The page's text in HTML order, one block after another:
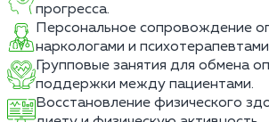
прогресса.
Персональное сопровождение
наркологами и
Групповые занятия для обмена
поддержки между пациентами.
Восстановление физического